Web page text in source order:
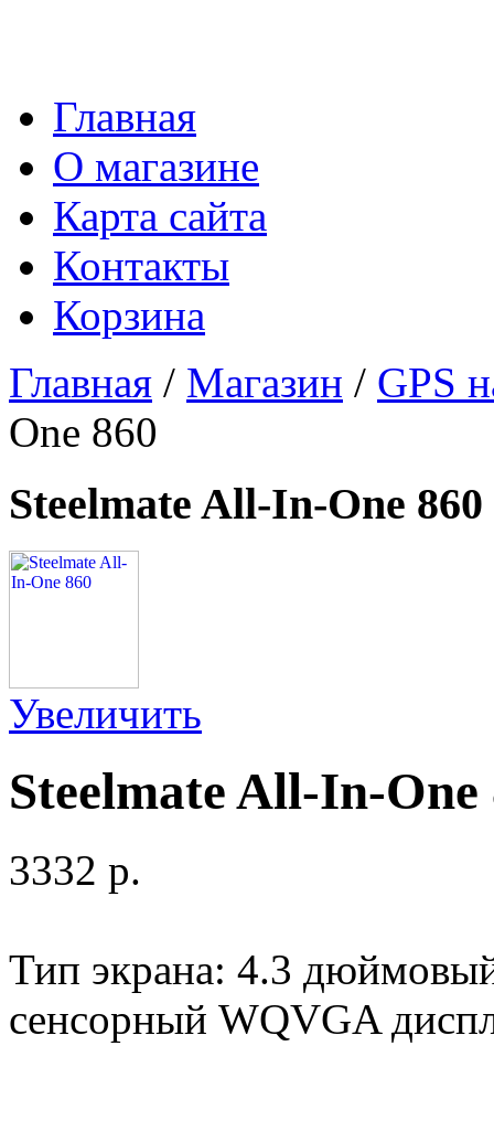
Главная
О магазине
Карта сайта
Контакты
Корзина
Главная / Магазин / GPS
One 860
Steelmate All-In-One 860
Увеличить
Steelmate All-In-One
3332 p.
Тип экрана: 4.3
сенсорный WQVGA